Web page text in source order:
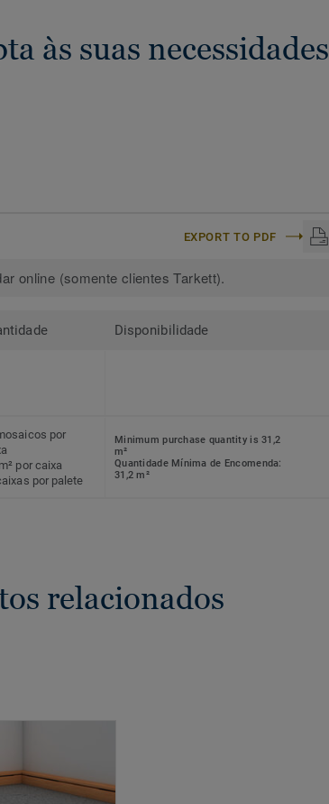
às suas necessidades
EXPORT TO PDF
online (somente clientes Tarkett).
Disponibilidade
por
por caixa
por palete
Minimum purchase quantity is 31,2
m²
Quantidade Mínima de Encomenda:
31,2 m²
relacionados